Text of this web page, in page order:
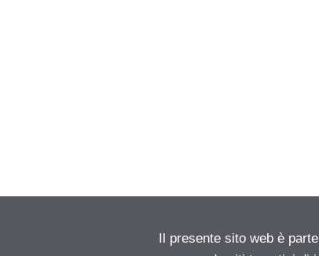
Il presente sito web è